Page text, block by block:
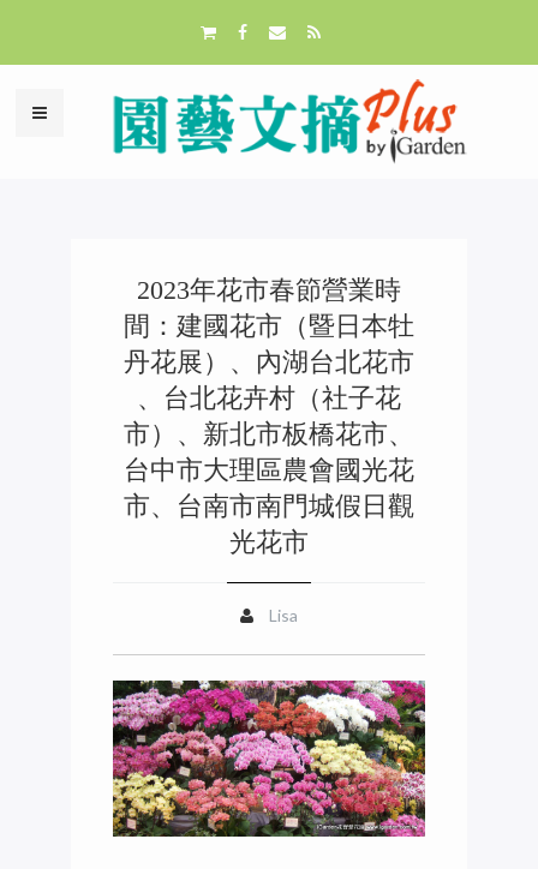
2023年花市春節營業時
間：建國花市（暨日本牡
丹花展）、內湖台北花市
、台北花卉村（社子花
市）、新北市板橋花市、
台中市大理區農會國光花
市、台南市南門城假日觀
光花市
Lisa